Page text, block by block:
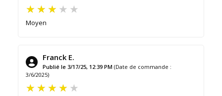
Moyen
Franck E.
Publié le 3/17/25, 12:39 PM (Date de commande :
3/6/2025)